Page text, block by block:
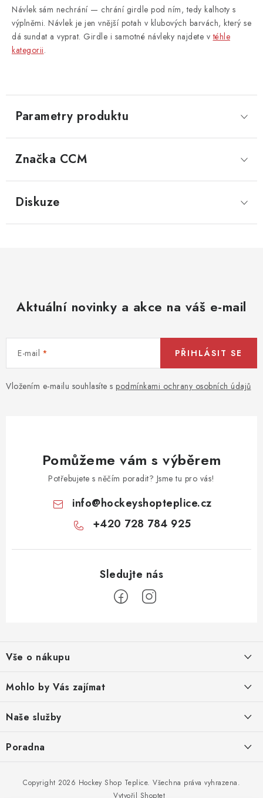
Návlek sám nechrání — chrání girdle pod ním, tedy kalhoty s
výplněmi. Návlek je jen vnější potah v klubových barvách, který se
dá sundat a vyprat. Girdle i samotné návleky najdete vtéhle
kategorii.
Parametry produktu
Značka CCM
Diskuze
Aktuální novinky a akce na váš e-mail
E-mail
Vložením e-mailu souhlasíte s podmínkami ochrany osobních údajů
PŘIHLÁSIT SE
Pomůžeme vám s výběrem
Potřebujete s něčím poradit? Jsme tu pro vás!
info@hockeyshopteplice.cz
+420 728 784 925
p
a
Vše o nákupu
Obchodní podmínky
Odstoupení od smlouvy
Podmínky ochrany osobních údajů
Mohlo by Vás zajímat
O nás
Naše služby
Broušení bruslí
Diagnostika chodidel
Poradna
Vytvořil Shoptet
Copyright 2026 Hockey Shop Teplice. Všechna práva vyhrazena.